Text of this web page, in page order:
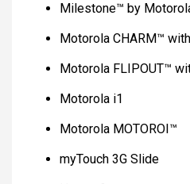
Milestone™ by
Motorola CHARM™
Motorola FLIPOUT™
Motorola i1
Motorola MOTOROI™
myTouch 3G Slide